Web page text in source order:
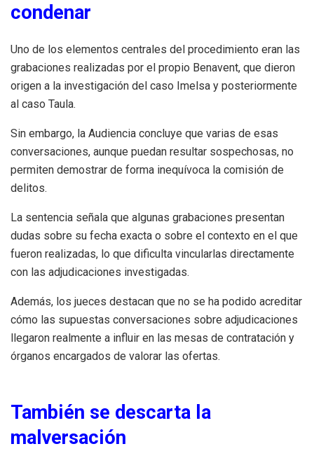
condenar
Uno de los elementos centrales del procedimiento eran las
grabaciones realizadas por el propio Benavent, que dieron
origen a la investigación del caso Imelsa y posteriormente
al caso Taula.
Sin embargo, la Audiencia concluye que varias de esas
conversaciones, aunque puedan resultar sospechosas, no
permiten demostrar de forma inequívoca la comisión de
delitos.
La sentencia señala que algunas grabaciones presentan
dudas sobre su fecha exacta o sobre el contexto en el que
fueron realizadas, lo que dificulta vincularlas directamente
con las adjudicaciones investigadas.
Además, los jueces destacan que no se ha podido acreditar
cómo las supuestas conversaciones sobre adjudicaciones
llegaron realmente a influir en las mesas de contratación y
órganos encargados de valorar las ofertas.
También se descarta la
malversación